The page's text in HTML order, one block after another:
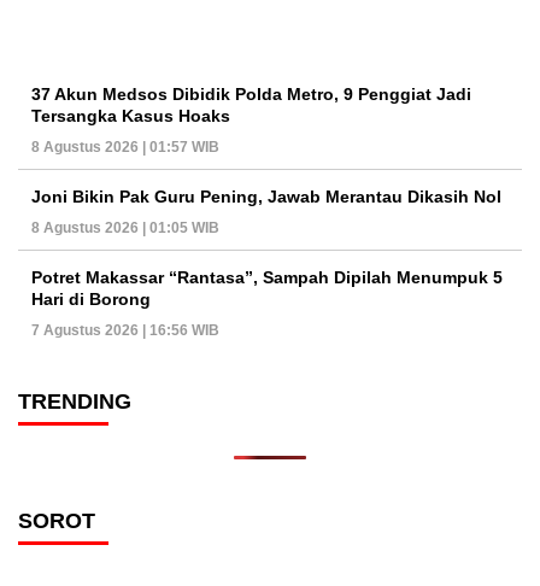
37 Akun Medsos Dibidik Polda Metro, 9 Penggiat Jadi
Tersangka Kasus Hoaks
8 Agustus 2026 | 01:57 WIB
Joni Bikin Pak Guru Pening, Jawab Merantau Dikasih Nol
8 Agustus 2026 | 01:05 WIB
Potret Makassar “Rantasa”, Sampah Dipilah Menumpuk 5
Hari di Borong
7 Agustus 2026 | 16:56 WIB
TRENDING
SOROT